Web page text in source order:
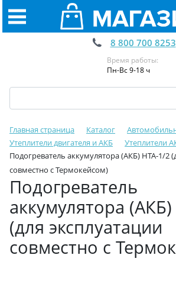
8 800 700 8253
Время работы:
Пн-Вс 9-18 ч
Главная страница Каталог
Утеплители двигателя и АКБ
Утеплители
Подогреватель аккумулятора (АКБ) НТА-1/2
совместно с Термокейсом)
Подогреватель
аккумулятора
(для эксплуатации
совместно с